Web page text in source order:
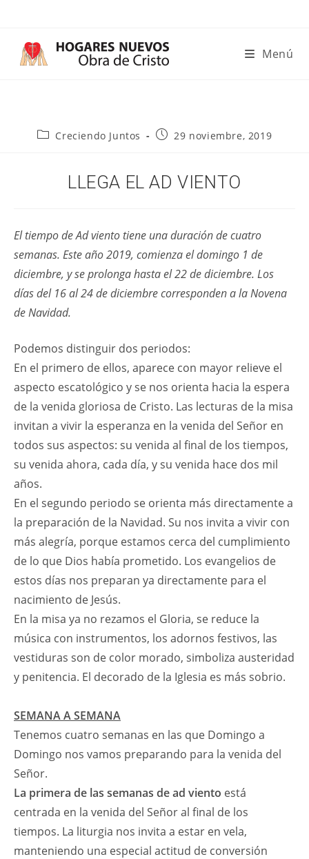
contenido
Menú
Categoría
entrada:
Creciendo Juntos
Publicación
entrada:
29 noviembre, 2019
LLEGA EL AD VIENTO
El tiempo de Ad viento tiene una duración de cuatro
semanas. Este año 2019, comienza el domingo 1 de
diciembre, y se prolonga hasta el 22 de diciembre. Los
días del 16 al 24 de diciembre corresponden a la Novena
de Navidad.
Podemos distinguir dos periodos:
En el primero de ellos, aparece con mayor relieve el
aspecto escatológico y se nos orienta hacia la espera
de la venida gloriosa de Cristo. Las lecturas de la misa
invitan a vivir la esperanza en la venida del Señor en
todos sus aspectos: su venida al final de los tiempos,
su venida ahora, cada día, y su venida hace dos mil
años.
En el segundo periodo se orienta más directamente a
la preparación de la Navidad. Su nos invita a vivir con
más alegría, porque estamos cerca del cumplimiento
de lo que Dios había prometido. Los evangelios de
estos días nos preparan ya directamente para el
nacimiento de Jesús.
En la misa ya no rezamos el Gloria, se reduce la
música con instrumentos, los adornos festivos, las
vestiduras son de color morado, simboliza austeridad
y penitencia. El decorado de la Iglesia es más sobrio.
SEMANA A SEMANA
Tenemos cuatro semanas en las que Domingo a
Domingo nos vamos preparando para la venida del
Señor.
La primera de las semanas de ad viento está
centrada en la venida del Señor al final de los
tiempos. La liturgia nos invita a estar en vela,
manteniendo una especial actitud de conversión